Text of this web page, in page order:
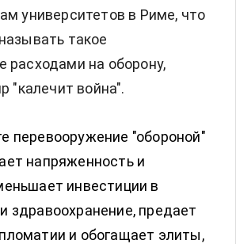
университетов в Риме, что
такое
расходами на оборону,
"калечит война".
перевооружение "обороной"
напряженность и
инвестиции в
здравоохранение, предает
и обогащает элиты,